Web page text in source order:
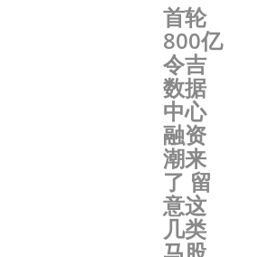
首轮
800亿
令吉
数据
中心
融资
潮来
了 留
意这
几类